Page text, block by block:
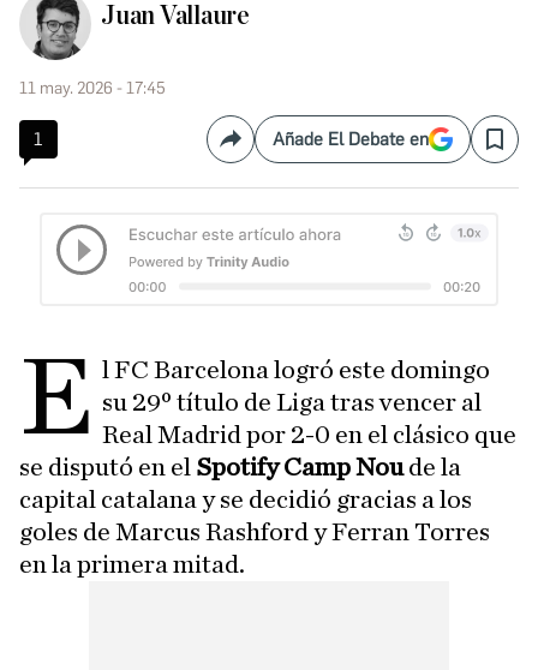
Juan Vallaure
11 may. 2026 - 17:45
1 CompartirAñade El Debate en Save
E l FC Barcelona logró este domingo
su 29º título de Liga tras vencer al
Real Madrid por 2-0 en el clásico que
se disputó en el Spotify Camp Noude la
capital catalana y se decidió gracias a los
goles de Marcus Rashford y Ferran Torres
en la primera mitad.